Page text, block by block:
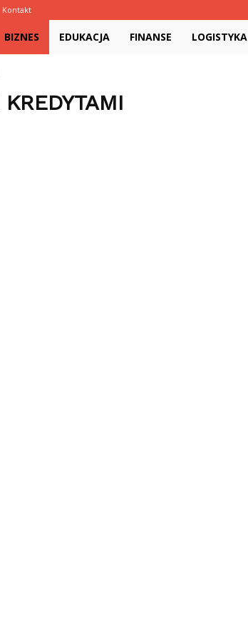
Kontakt
FormatujTekst.pl
BIZNES EDUKACJA FINANSE LOGISTYKA